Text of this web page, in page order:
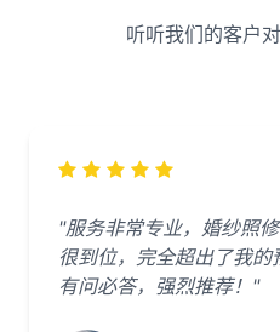
听听我们的客户
"服务非常专业，婚纱照
很到位，完全超出了我的
有问必答，强烈推荐！"